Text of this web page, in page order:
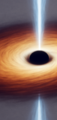
voranbringen.
Science
10.1126/
oder
Sie
in